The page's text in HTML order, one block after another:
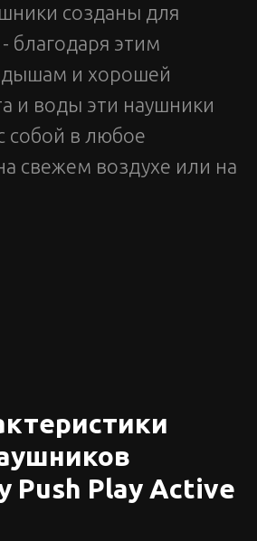
созданы для
благодаря этим
и хорошей
и воды эти наушники
собой в любое
свежем воздухе или на
Push Play Active